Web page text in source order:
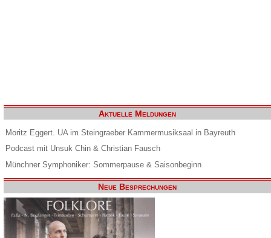
Aktuelle Meldungen
Moritz Eggert. UA im Steingraeber Kammermusiksaal in Bayreuth
Podcast mit Unsuk Chin & Christian Fausch
Münchner Symphoniker: Sommerpause & Saisonbeginn
Neue Besprechungen